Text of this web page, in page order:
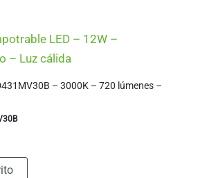
LED – 12W –
– Luz cálida
– 3000K – 720 lúmenes –